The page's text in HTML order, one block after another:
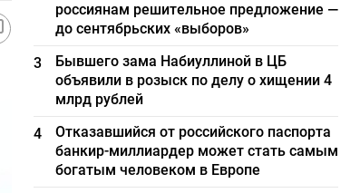
россиянам решительное предложение —
до сентябрьских «выборов»
3
Бывшего зама Набиуллиной в ЦБ
объявили в розыск по делу о хищении 4
млрд рублей
4
Отказавшийся от российского паспорта
банкир-миллиардер может стать самым
богатым человеком в Европе